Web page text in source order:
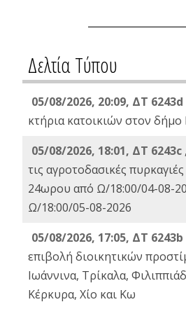
Δελτία Τύπου
05/08/2026, 20:09, ΔΤ 6243d
κτήρια κατοικιών στον δήμο
05/08/2026, 18:01, ΔΤ 6243c
τις αγροτοδασικές
24ωρου από Ω/18:00/04-08-
Ω/18:00/05-08-2026
05/08/2026, 17:05, ΔΤ 6243b
επιβολή διοικητικών
Ιωάννινα, Τρίκαλα,
Κέρκυρα, Χίο και Κω